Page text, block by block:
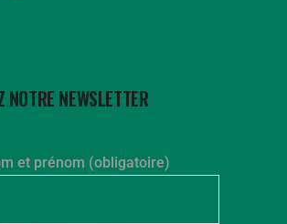
NOTRE NEWSLETTER
et prénom (obligatoire)